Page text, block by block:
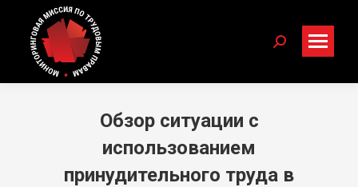
Search:
Обзор ситуации с
использованием
принудительного труда в